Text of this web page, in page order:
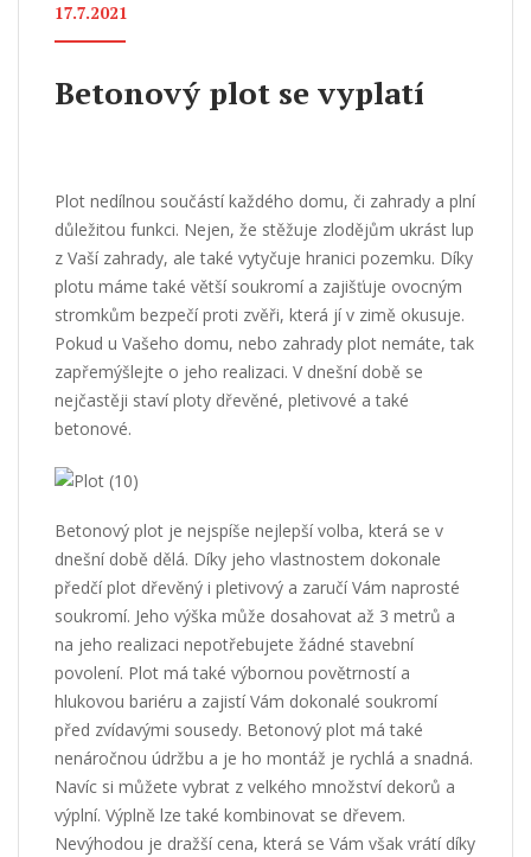
17.7.2021
Betonový plot se vyplatí
Plot nedílnou součástí každého domu, či zahrady a plní
důležitou funkci. Nejen, že stěžuje zlodějům ukrást lup
z Vaší zahrady, ale také vytyčuje hranici pozemku. Díky
plotu máme také větší soukromí a zajišťuje ovocným
stromkům bezpečí proti zvěři, která jí v zimě okusuje.
Pokud u Vašeho domu, nebo zahrady plot nemáte, tak
zapřemýšlejte o jeho realizaci. V dnešní době se
nejčastěji staví ploty dřevěné, pletivové a také
betonové.
Betonový plot je nejspíše nejlepší volba, která se v
dnešní době dělá. Díky jeho vlastnostem dokonale
předčí plot dřevěný i pletivový a zaručí Vám naprosté
soukromí. Jeho výška může dosahovat až 3 metrů a
na jeho realizaci nepotřebujete žádné stavební
povolení. Plot má také výbornou povětrností a
hlukovou bariéru a zajistí Vám dokonalé soukromí
před zvídavými sousedy. Betonový plot má také
nenáročnou údržbu a je ho montáž je rychlá a snadná.
Navíc si můžete vybrat z velkého množství dekorů a
výplní. Výplně lze také kombinovat se dřevem.
Nevýhodou je dražší cena, která se Vám však vrátí díky